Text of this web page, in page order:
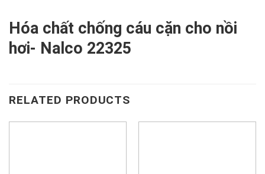
Hóa chất chống cáu cặn cho nồi
hơi- Nalco 22325
RELATED PRODUCTS